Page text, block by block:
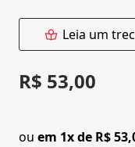
Leia um
R$ 53,00
ou em 1x de R$